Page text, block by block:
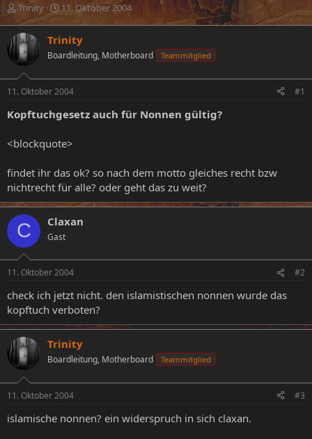
E
s
t
e
l
l
e
Trinity
E
r
t
e
l
t
m
11. Oktober 2004
Trinity
Boardleitung, Motherboard Teammitglied
11. Oktober 2004 #1
Kopftuchgesetz auch für Nonnen gültig?
<blockquote>
findet ihr das ok? so nach dem motto gleiches recht bzw
nichtrecht für alle? oder geht das zu weit?
C Claxan
Gast
11. Oktober 2004 #2
check ich jetzt nicht. den islamistischen nonnen wurde das
kopftuch verboten?
Trinity
Boardleitung, Motherboard Teammitglied
11. Oktober 2004 #3
islamische nonnen? ein widerspruch in sich claxan.